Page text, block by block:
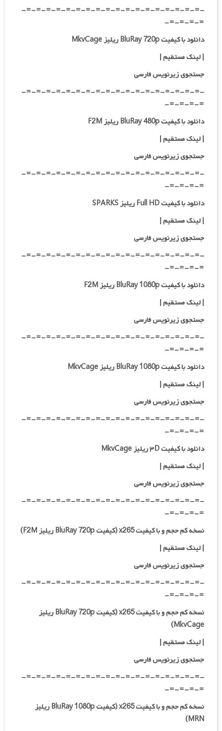
-=-=-=-=-=-=-=-=-=-=-=-=-=-=-=-=-=-=-
=-=-=-=-
دانلود با کیفیت BluRay 720p ریلیز MkvCage
|لینک مستقیم|
جستجوی زیرنویس فارسی
-=-=-=-=-=-=-=-=-=-=-=-=-=-=-=-=-=-=-
=-=-=-=-
دانلود با کیفیت BluRay 480p ریلیز F2M
|لینک مستقیم|
جستجوی زیرنویس فارسی
-=-=-=-=-=-=-=-=-=-=-=-=-=-=-=-=-=-=-
=-=-=-=-
دانلود با کیفیت Full HD ریلیز SPARKS
|لینک مستقیم|
جستجوی زیرنویس فارسی
-=-=-=-=-=-=-=-=-=-=-=-=-=-=-=-=-=-=-
=-=-=-=-
دانلود با کیفیت BluRay 1080p ریلیز F2M
|لینک مستقیم|
جستجوی زیرنویس فارسی
-=-=-=-=-=-=-=-=-=-=-=-=-=-=-=-=-=-=-
=-=-=-=-
دانلود با کیفیت BluRay 1080p ریلیز MkvCage
|لینک مستقیم|
جستجوی زیرنویس فارسی
-=-=-=-=-=-=-=-=-=-=-=-=-=-=-=-=-=-=-
=-=-=-=-
دانلود با کیفیت ۳D ریلیز MkvCage
| لینک مستقیم |
جستجوی زیرنویس فارسی
-=-=-=-=-=-=-=-=-=-=-=-=-=-=-=-=-=-=-
=-=-=-=-
نسخه کم حجم و با کیفیت x265 (کیفیت BluRay 720p ریلیز F2M)
| لینک مستقیم |
جستجوی زیرنویس فارسی
-=-=-=-=-=-=-=-=-=-=-=-=-=-=-=-=-=-=-
=-=-=-=-
نسخه کم حجم و با کیفیت x265 (کیفیت BluRay 720p ریلیز
MkvCage)
| لینک مستقیم |
جستجوی زیرنویس فارسی
-=-=-=-=-=-=-=-=-=-=-=-=-=-=-=-=-=-=-
=-=-=-=-
نسخه کم حجم و با کیفیت x265 (کیفیت BluRay 1080p ریلیز
MRN)